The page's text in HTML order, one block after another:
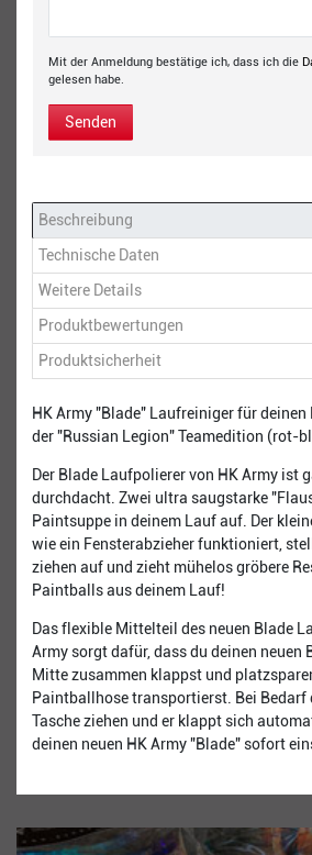
Mit der Anmeldung bestätige ich, dass ich die
gelesen habe.
Senden
Beschreibung
Technische Daten
Weitere Details
Produktbewertungen
Produktsicherheit
HK Army "Blade" Laufreiniger für
der "Russian Legion" Teamedition (rot-
Der Blade Laufpolierer von HK Army ist
durchdacht. Zwei ultra saugstarke
Paintsuppe in deinem Lauf auf. Der
wie ein Fensterabzieher funktioniert,
ziehen auf und zieht mühelos gröbere
Paintballs aus deinem Lauf!
Das flexible Mittelteil des neuen Blade
Army sorgt dafür, dass du deinen neuen
Mitte zusammen klappst und
Paintballhose transportierst. Bei Bedarf
Tasche ziehen und er klappt sich
deinen neuen HK Army "Blade" sofort